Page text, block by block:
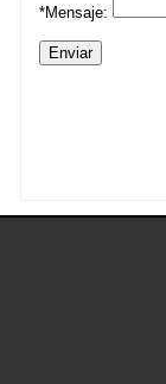
*Mensaje: